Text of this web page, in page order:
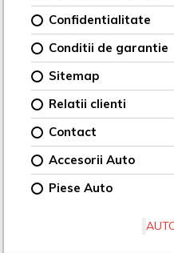
Confidentialitate
Conditii de garantie
Sitemap
Relatii clienti
Contact
Accesorii Auto
Piese Auto